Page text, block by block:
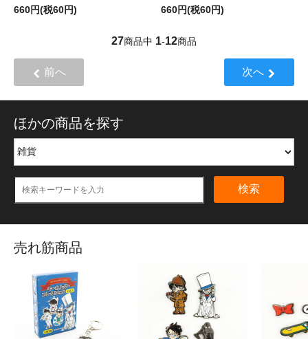
660円(税60円)
660円(税60円)
27商品中 1-12商品
前へ 次へ
ほかの商品を探す
検索
売れ筋商品